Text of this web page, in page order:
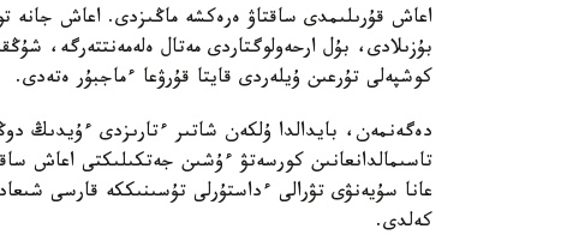
اعاش قۇرىلىمدى ساقتاۋ ەرەكشە ماڭىزدى. اعاش جانە
بۇزىلادى، بۇل ارحەولوگتاردى مەتال ەلەمەنتتەرگە،
كوشپەلى تۇرعىن ۇيلەردى قايتا قۇرۋعا ءماجبۇر ەتەدى.
دەگەنمەن، بايدالدا ۇلكەن شاتىر ءتارىزدى ءۇيدىڭ
تاسىمالدانعانىن كورسەتۋ ءۇشىن جەتكىلىكتى اعاش
عانا سۇيەنۋى تۋرالى ءداستۇرلى تۇسىنىككە قارسى
كەلدى.